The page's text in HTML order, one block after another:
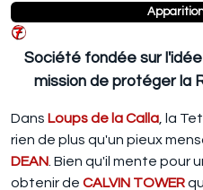
Société fondée sur
mission de protéger la
Dans Loups de la Calla , la
rien de plus qu'un pieux
DEAN . Bien qu'il mente pour
obtenir de CALVIN TOWER